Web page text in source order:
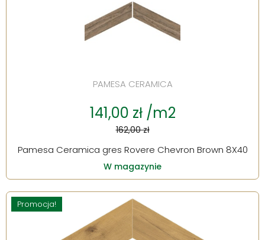
PAMESA CERAMICA
141,00 zł /m2
162,00 zł
Pamesa Ceramica gres Rovere Chevron Brown 8X40
W magazynie
Promocja!